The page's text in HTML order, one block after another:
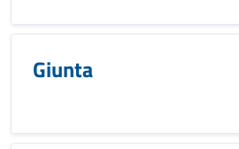
Giunta